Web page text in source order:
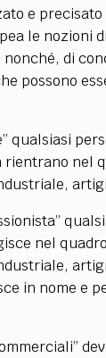
e
le nozioni
nonché, di
possono
qualsiasi
rientrano nel
nel
in nome e